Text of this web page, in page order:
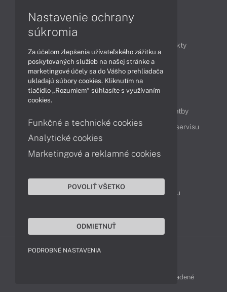
Produkty
Technológie
Videá
Obsah
Možnosti doručenia a platby
Podpora a servis
Servisné služby Cenník servisu
Kontakty
043 4224 771
Obchodné oddelenie
Reklamácia tovaru
LENOVO-SHOP © 2013 - 2026 Všetky práva vyhradené
Nastavenie ochrany
súkromia
Za účelom zlepšenia užívateľského zážitku a
poskytovaných služieb na našej stránke a
marketingové účely sa do Vášho prehliadača
ukladajú súbory cookies. Kliknutím na
tlačidlo „Rozumiem“ súhlasíte s využívaním
cookies.
Funkčné a technické cookies
Analytické cookies
Marketingové a reklamné cookies
POVOLIŤ VŠETKO
ODMIETNUŤ
PODROBNÉ NASTAVENIA